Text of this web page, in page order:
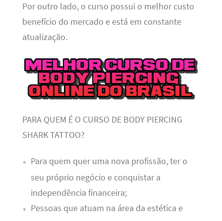
Por outro lado, o curso possui o melhor custo
benefício do mercado e está em constante
atualização.
PARA QUEM É O CURSO DE BODY PIERCING
SHARK TATTOO?
Para quem quer uma nova profissão, ter o
seu próprio negócio e conquistar a
independência financeira;
Pessoas que atuam na área da estética e